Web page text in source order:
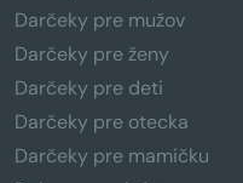
Darčeky pre mužov
Darčeky pre ženy
Darčeky pre deti
Darčeky pre otecka
Darčeky pre mamičku